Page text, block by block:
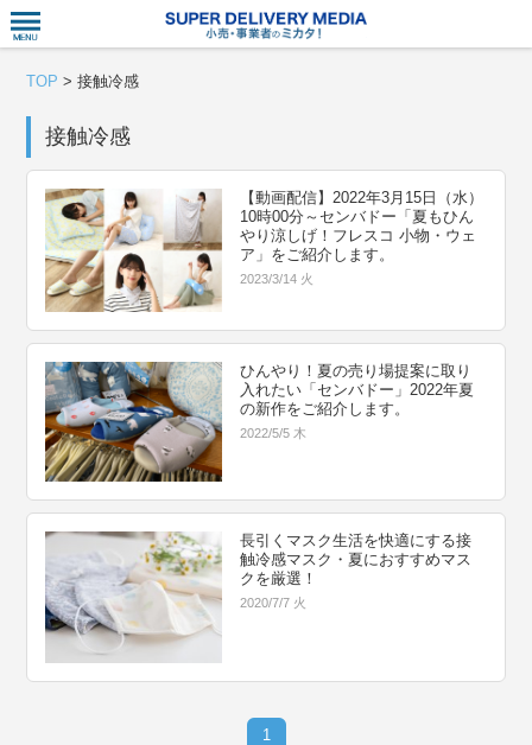
TOP >接触冷感
接触冷感
【動画配信】2022年3月15日（水）
10時00分～センバドー「夏もひん
やり涼しげ！フレスコ 小物・ウェ
ア」をご紹介します。
2023/3/14 火
ひんやり！夏の売り場提案に取り
入れたい「センバドー」2022年夏
の新作をご紹介します。
2022/5/5 木
長引くマスク生活を快適にする接
触冷感マスク・夏におすすめマス
クを厳選！
2020/7/7 火
1